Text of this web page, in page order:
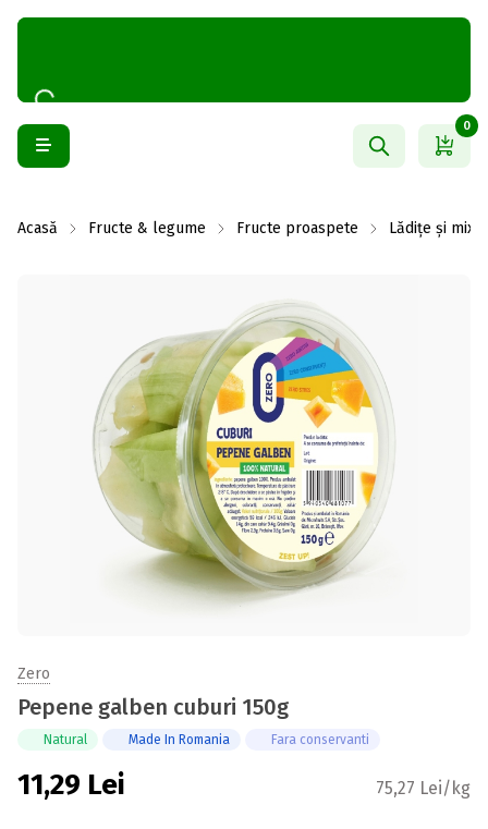
0
Acasă Fructe & legume Fructe proaspete Lădițe și
Zero
Pepene galben cuburi 150g
Natural Made In Romania Fara conservanti
11,29 Lei 75,27 Lei/kg